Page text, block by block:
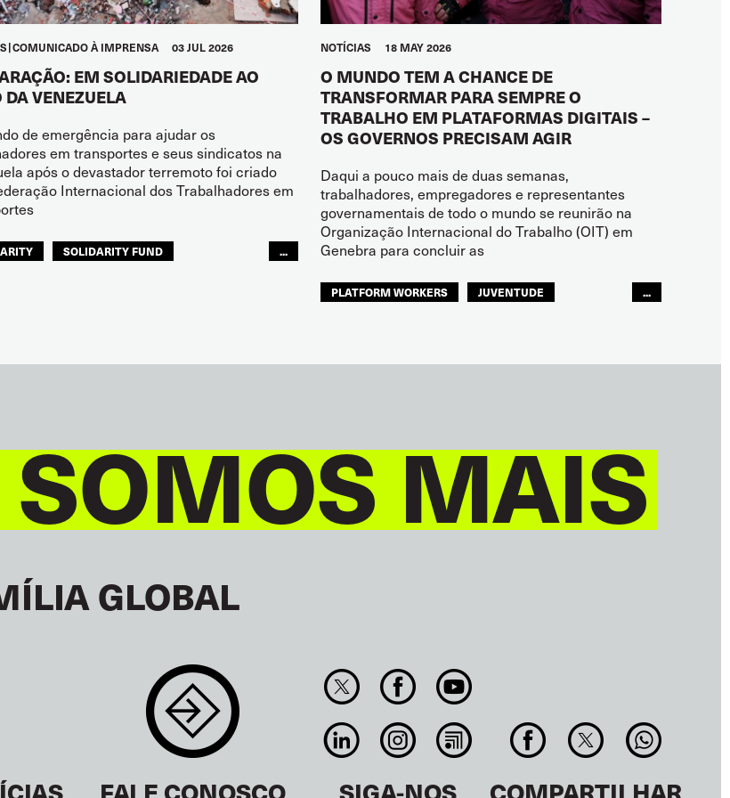
COMUNICADO À IMPRENSA 03 JUL 2026
EM SOLIDARIEDADE AO
DA VENEZUELA
de emergência para ajudar os
em transportes e seus sindicatos na
após o devastador terremoto foi criado
Internacional dos Trabalhadores em
SOLIDARITY FUND
...
NOTÍCIAS 18 MAY 2026
O MUNDO TEM A CHANCE DE
TRANSFORMAR PARA SEMPRE O
TRABALHO EM PLATAFORMAS DIGITAIS –
OS GOVERNOS PRECISAM AGIR
Daqui a pouco mais de duas semanas,
trabalhadores, empregadores e representantes
governamentais de todo o mundo se reunirão na
Organização Internacional do Trabalho (OIT) em
Genebra para concluir as
PLATFORM WORKERS
JUVENTUDE
...
MAIS
GLOBAL